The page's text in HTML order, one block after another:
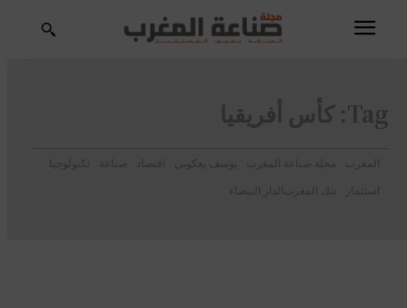
Tag: كأس أفريقيا
المغرب مجلة صناعة المغرب يوسف يعكوبي اقتصاد صناعة
تكنولوجيا
استثمار
بنك المغرب الدار البيضاء